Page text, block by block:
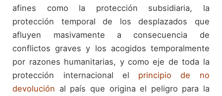
afines como la protección subsidiaria, la
protección temporal de los desplazados que
afluyen masivamente a consecuencia de
conflictos graves y los acogidos temporalmente
por razones humanitarias, y como eje de toda la
protección internacional el principio de no
devolución al país que origina el peligro para la